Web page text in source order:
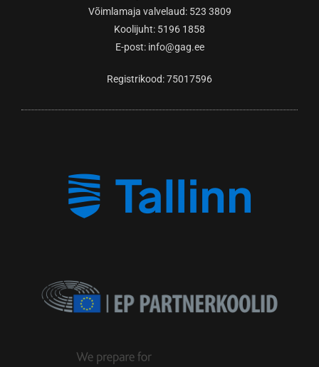
Võimlamaja valvelaud: 523 3809
Koolijuht: 5196 1858
E-post: info@gag.ee
Registrikood: 75017596